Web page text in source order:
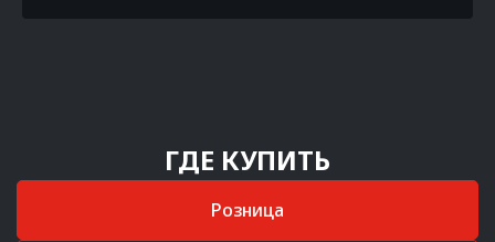
ГДЕ КУПИТЬ
Розница